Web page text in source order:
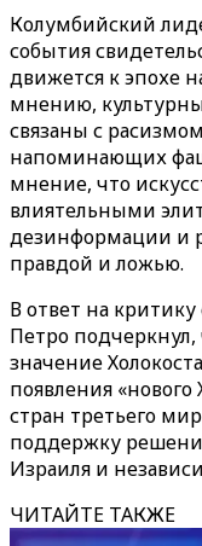
Колумбийский
события
движется к эпохе
мнению,
связаны с
напоминающих
мнение, что
влиятельными
дезинформации и
правдой и ложью.
В ответ на
Петро
значение
появления
стран третьего
поддержку
Израиля и
ЧИТАЙТЕ ТАКЖЕ